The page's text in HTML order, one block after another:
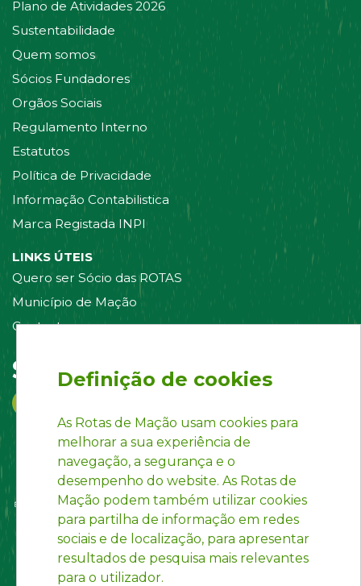
Plano de Atividades 2026
Sustentabilidade
Quem somos
Sócios Fundadores
Orgãos Sociais
Regulamento Interno
Estatutos
Política de Privacidade
Informação Contabilistica
Marca Registada INPI
LINKS ÚTEIS
Quero ser Sócio das ROTAS
Município de Mação
Contacte-nos
Siga-nos em:
Definição de cookies
As Rotas de Mação usam cookies para
melhorar a sua experiência de
navegação, a segurança e o
desempenho do website. As Rotas de
Mação podem também utilizar cookies
para partilha de informação em redes
sociais e de localização, para apresentar
resultados de pesquisa mais relevantes
para o utilizador.